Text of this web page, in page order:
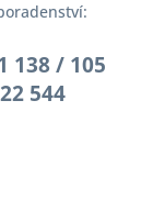
138 / 105
544